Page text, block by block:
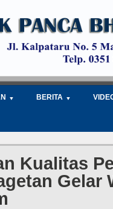
BERITA
Kualitas
Gelar